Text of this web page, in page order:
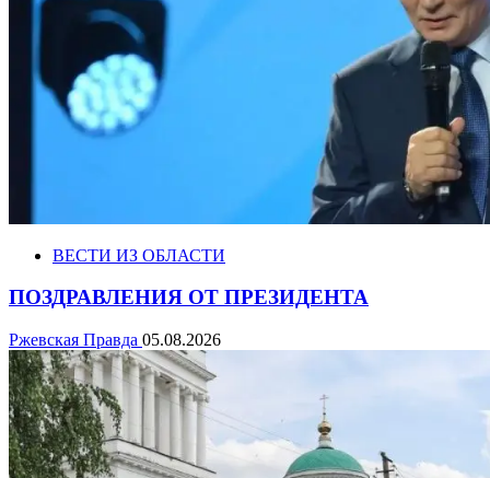
ВЕСТИ ИЗ ОБЛАСТИ
ПОЗДРАВЛЕНИЯ ОТ ПРЕЗИДЕНТА
Ржевская Правда 05.08.2026